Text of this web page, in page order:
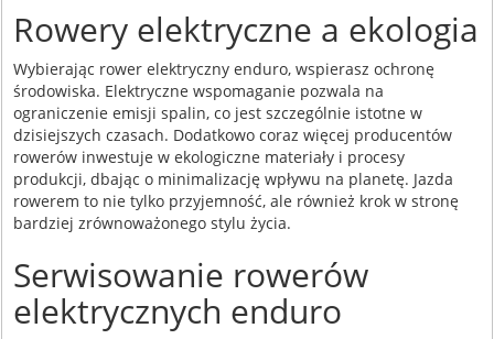
Rowery elektryczne a ekologia
Wybierając rower elektryczny enduro, wspierasz ochronę
środowiska. Elektryczne wspomaganie pozwala na
ograniczenie emisji spalin, co jest szczególnie istotne w
dzisiejszych czasach. Dodatkowo coraz więcej producentów
rowerów inwestuje w ekologiczne materiały i procesy
produkcji, dbając o minimalizację wpływu na planetę. Jazda
rowerem to nie tylko przyjemność, ale również krok w stronę
bardziej zrównoważonego stylu życia.
Serwisowanie rowerów
elektrycznych enduro